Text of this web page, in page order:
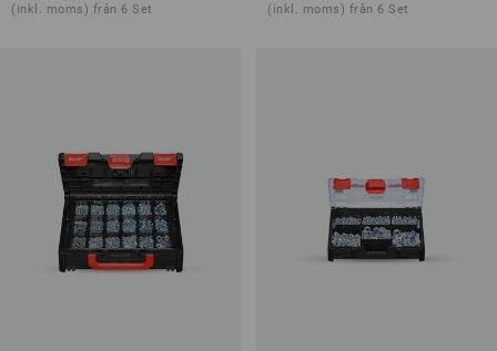
(inkl. moms) från 6 Set (inkl. moms) från 6 Set